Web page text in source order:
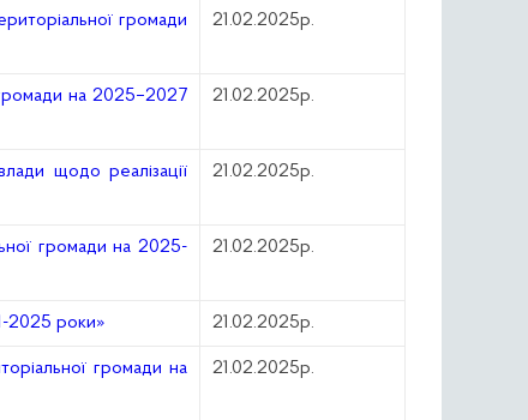
громади
21.02.2025р.
громади на 2025–2027
21.02.2025р.
щодо реалізації
21.02.2025р.
громади на 2025-
21.02.2025р.
2025 роки» 21.02.2025р.
громади на
21.02.2025р.